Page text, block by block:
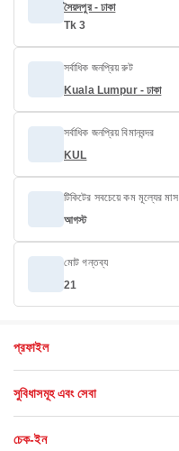
সৈয়দপুর - ঢাকা
Tk 3
সর্বাধিক জনপ্রিয় রুট
Kuala Lumpur - ঢাকা
সর্বাধিক জনপ্রিয় বিমানবন্দর
KUL
টিকিটের সবচেয়ে কম মূল্যের মাস
আগস্ট
মোট গন্তব্য
21
প্রফাইল
সুবিধাসমূহ এবং সেবা
চেক-ইন